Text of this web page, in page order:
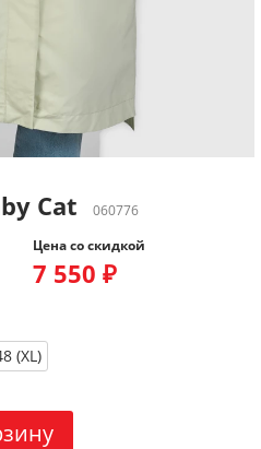
Cat
060776
Цена со скидкой
7 550 ₽
(XL)